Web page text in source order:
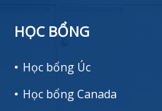
HỌC BỔNG
Học bổng Úc
Học bổng Canada